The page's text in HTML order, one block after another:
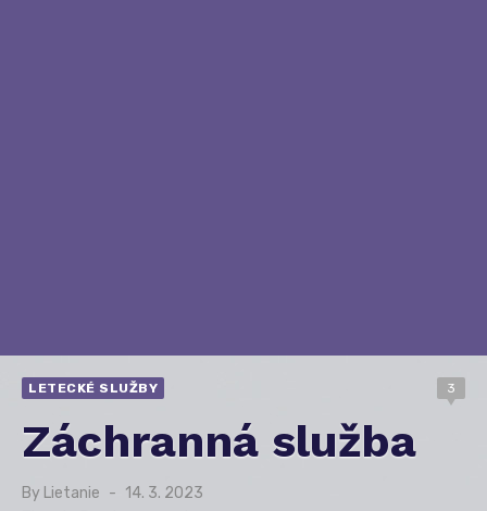
LETECKÉ SLUŽBY 3
Záchranná služba
By Lietanie
Posted
14. 3. 2023